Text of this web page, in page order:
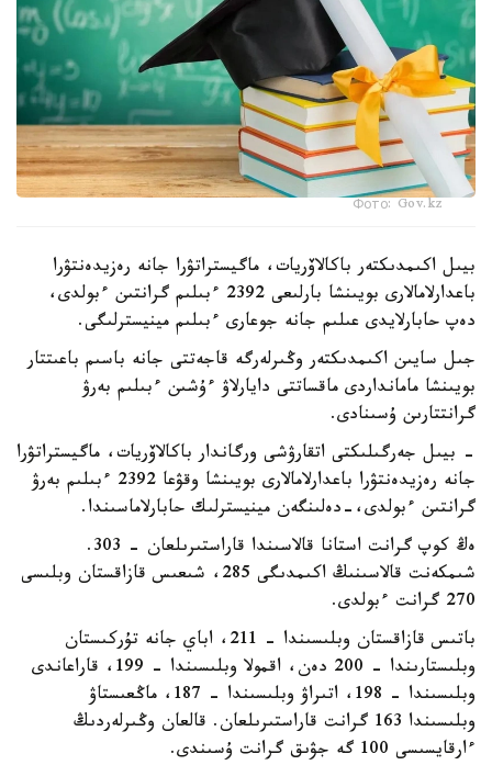
Фото: Gov.kz
بيىل اكىمدىكتەر باكالاۆريات، ماگيستراتۋرا جانە رەزيدەنتۋرا
باعدارلامالارى بويىنشا بارلىعى 2392 ءبىلىم گرانتىن ءبولدى،
دەپ حابارلايدى عىلىم جانە جوعارى ءبىلىم مينيسترلىگى.
جىل سايىن اكىمدىكتەر وڭىرلەرگە قاجەتتى جانە باسىم باعىتتار
بويىنشا مامانداردى ماقساتتى دايارلاۋ ءۇشىن ءبىلىم بەرۋ
گرانتتارىن ۇسىنادى.
- بيىل جەرگىلىكتى اتقارۋشى ورگاندار باكالاۆريات، ماگيستراتۋرا
جانە رەزيدەنتۋرا باعدارلامالارى بويىنشا وقۋعا 2392 ءبىلىم بەرۋ
گرانتىن ءبولدى،-دەلىنگەن مينيسترلىك حابارلاماسىندا.
ەڭ كوپ گرانت استانا قالاسىندا قاراستىرىلعان - 303.
شىمكەنت قالاسىنىڭ اكىمدىگى 285، شىعىس قازاقستان وبلىسى
270 گرانت ءبولدى.
باتىس قازاقستان وبلىسىندا – 211، اباي جانە تۇركىستان
وبلىستارىندا – 200 دەن، اقمولا وبلىسىندا – 199، قاراعاندى
وبلىسىندا – 198، اتىراۋ وبلىسىندا – 187، ماڭعىستاۋ
وبلىسىندا 163 گرانت قاراستىرىلعان. قالعان وڭىرلەردىڭ
ءارقايسىسى 100 گە جۋىق گرانت ۇسىندى.